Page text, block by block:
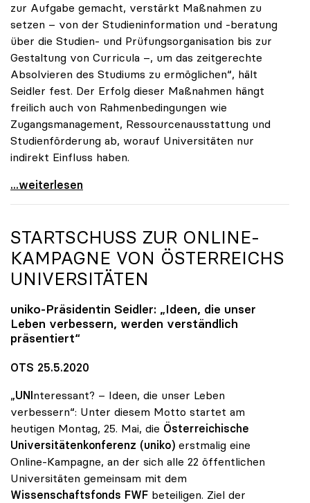
zur Aufgabe gemacht, verstärkt Maßnahmen zu
setzen – von der Studieninformation und -beratung
über die Studien- und Prüfungsorganisation bis zur
Gestaltung von Curricula –, um das zeitgerechte
Absolvieren des Studiums zu ermöglichen“, hält
Seidler fest. Der Erfolg dieser Maßnahmen hängt
freilich auch von Rahmenbedingungen wie
Zugangsmanagement, Ressourcenausstattung und
Studienförderung ab, worauf Universitäten nur
indirekt Einfluss haben.
Seidler: Erfolgreiches Studieren ist im ureigenen
...weiterlesen
STARTSCHUSS ZUR ONLINE-
KAMPAGNE VON ÖSTERREICHS
UNIVERSITÄTEN
uniko-Präsidentin Seidler: „Ideen, die unser
Leben verbessern, werden verständlich
präsentiert“
OTS 25.5.2020
„UNInteressant? – Ideen, die unser Leben
verbessern“: Unter diesem Motto startet am
heutigen Montag, 25. Mai, die Österreichische
Universitätenkonferenz (uniko) erstmalig eine
Online-Kampagne, an der sich alle 22 öffentlichen
Universitäten gemeinsam mit dem
Wissenschaftsfonds FWF beteiligen. Ziel der